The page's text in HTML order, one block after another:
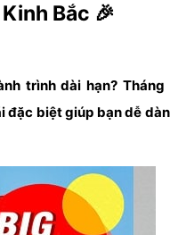
Bắc 🎉
trình dài hạn? Tháng
đặc biệt giúp bạn dễ